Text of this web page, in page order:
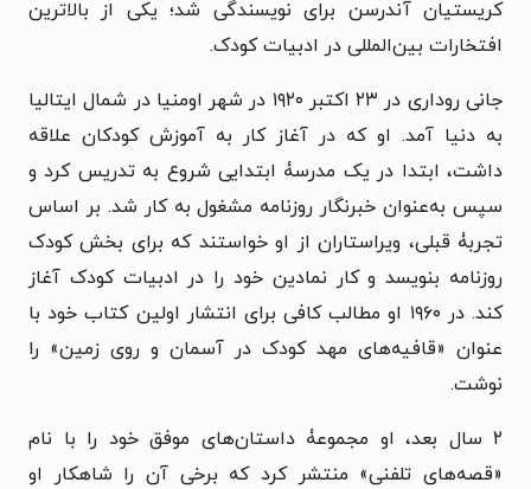
کریستیان آندرسن برای نویسندگی شد؛ یکی از بالاترین
افتخارات بین‌المللی در ادبیات کودک.
جانی روداری در ۲۳ اکتبر ۱۹۲۰ در شهر اومنیا در شمال ایتالیا
به دنیا آمد. او که در آغاز کار به آموزش کودکان علاقه
داشت، ابتدا در یک مدرسۀ ابتدایی شروع به تدریس کرد و
سپس به‌عنوان خبرنگار روزنامه مشغول به کار شد. بر اساس
تجربۀ قبلی، ویراستاران از او خواستند که برای بخش کودک
روزنامه بنویسد و کار نمادین خود را در ادبیات کودک آغاز
کند. در ۱۹۶۰ او مطالب کافی برای انتشار اولین کتاب خود با
عنوان «قافیه‌های مهد کودک در آسمان و روی زمین» را
نوشت.
۲ سال بعد، او مجموعۀ داستان‌های موفق خود را با نام
«قصه‌های تلفنی» منتشر کرد که برخی آن را شاهکار او